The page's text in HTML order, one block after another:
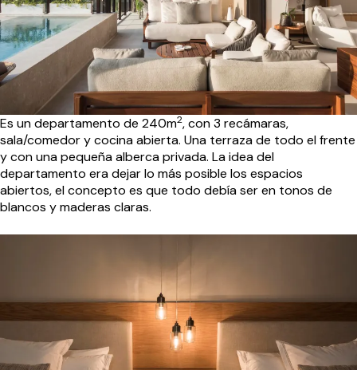
Es un departamento de 240m2, con 3 recámaras,
sala/comedor y cocina abierta. Una terraza de todo el frente
y con una pequeña alberca privada. La idea del
departamento era dejar lo más posible los espacios
abiertos, el concepto es que todo debía ser en tonos de
blancos y maderas claras.